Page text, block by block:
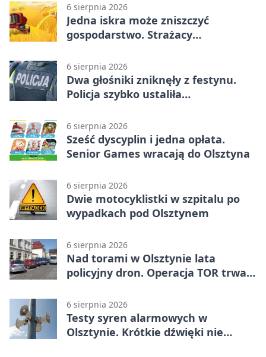
6 sierpnia 2026
Jedna iskra może zniszczyć
gospodarstwo. Strażacy
6 sierpnia 2026
Dwa głośniki zniknęły z festynu.
Policja szybko ustaliła
6 sierpnia 2026
Sześć dyscyplin i jedna opłata.
Senior Games wracają do Olsztyna
6 sierpnia 2026
Dwie motocyklistki w szpitalu po
wypadkach pod Olsztynem
6 sierpnia 2026
Nad torami w Olsztynie lata
policyjny dron. Operacja TOR trwa
6 sierpnia 2026
Testy syren alarmowych w
Olsztynie. Krótkie dźwięki nie